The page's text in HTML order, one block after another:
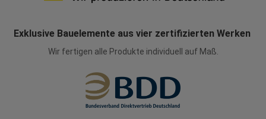
Exklusive Bauelemente aus vier zertifizierten Werken
Wir fertigen alle Produkte individuell auf Maß.